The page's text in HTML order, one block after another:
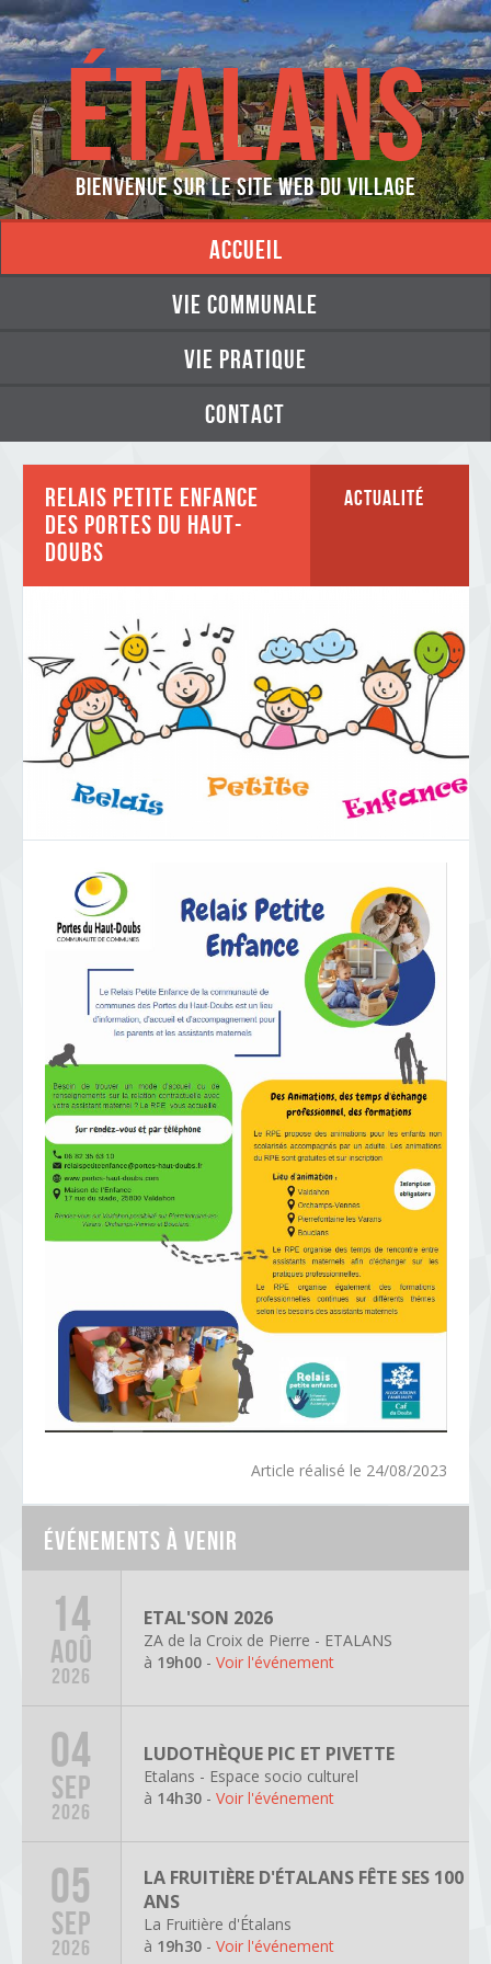
ÉTALANS
Bienvenue sur le site web du village
accueil
vie communale
vie pratique
contact
RELAIS PETITE ENFANCE
DES PORTES DU HAUT-
DOUBS
Actualité
Article réalisé le 24/08/2023
Événements à venir
14
AOÛ
2026
ETAL'SON 2026
ZA de la Croix de Pierre - ETALANS
à 19h00 - Voir l'événement
04
SEP
2026
LUDOTHÈQUE PIC ET PIVETTE
Etalans - Espace socio culturel
à 14h30 - Voir l'événement
05
SEP
2026
LA FRUITIÈRE D'ÉTALANS FÊTE SES 100
ANS
La Fruitière d'Étalans
à 19h30 - Voir l'événement